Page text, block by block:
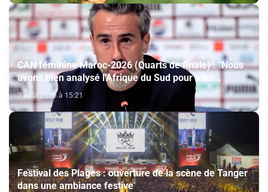
CAN féminine Maroc-2026 (Quarts de finale) : "Nous
avons bien analysé l'Afrique du Sud pour aller
chercher la victoire" (Jorge Vilda)
7 août 2026 à 15:21
Festival des Plages : ouverture de la scène de Tanger
dans une ambiance festive